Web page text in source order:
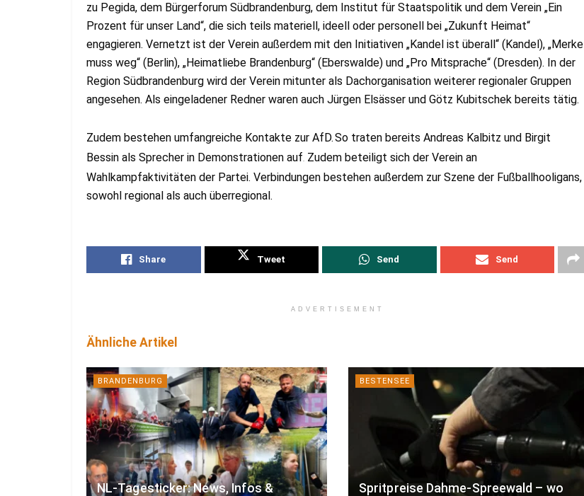
zu Pegida, dem Bürgerforum Südbrandenburg, dem Institut für Staatspolitik und dem Verein „Ein
Prozent für unser Land“, die sich teils materiell, ideell oder personell bei „Zukunft Heimat“
engagieren. Vernetzt ist der Verein außerdem mit den Initiativen „Kandel ist überall“ (Kandel), „Merkel
muss weg“ (Berlin), „Heimatliebe Brandenburg“ (Eberswalde) und „Pro Mitsprache“ (Dresden). In der
Region Südbrandenburg wird der Verein mitunter als Dachorganisation weiterer regionaler Gruppen
angesehen. Als eingeladener Redner waren auch Jürgen Elsässer und Götz Kubitschek bereits tätig.
Zudem bestehen umfangreiche Kontakte zur AfD.So traten bereits Andreas Kalbitz und Birgit
Bessin als Sprecher in Demonstrationen auf. Zudem beteiligt sich der Verein an
Wahlkampfaktivitäten der Partei. Verbindungen bestehen außerdem zur Szene der Fußballhooligans,
sowohl regional als auch überregional.
Share Tweet Send Send
ADVERTISEMENT
Ähnliche Artikel
BRANDENBURG
NL-Tagesticker: News, Infos &
BESTENSEE
Spritpreise Dahme-Spreewald – wo